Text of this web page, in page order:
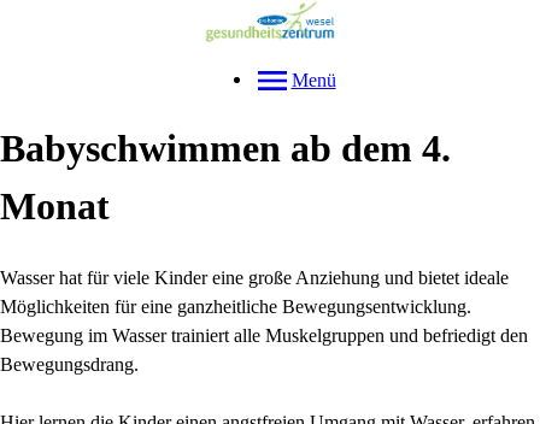
Menü
Babyschwimmen ab dem 4.
Monat
Wasser hat für viele Kinder eine große Anziehung und bietet ideale
Möglichkeiten für eine ganzheitliche Bewegungsentwicklung.
Bewegung im Wasser trainiert alle Muskelgruppen und befriedigt den
Bewegungsdrang.